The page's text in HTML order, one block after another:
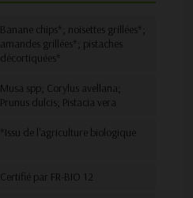
Banane chips*; noisettes grillées*;
amandes grillées*; pistaches
décortiquées*
Musa spp; Corylus avellana;
Prunus dulcis; Pistacia vera
*Issu de l'agriculture biologique
Certifié par FR-BIO 12